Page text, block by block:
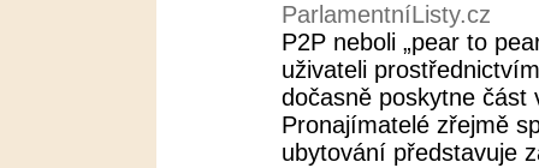
ParlamentníListy.cz
P2P neboli „pear to
uživateli
dočasně poskytne část
Pronajímatelé zřejmě
ubytování představuje